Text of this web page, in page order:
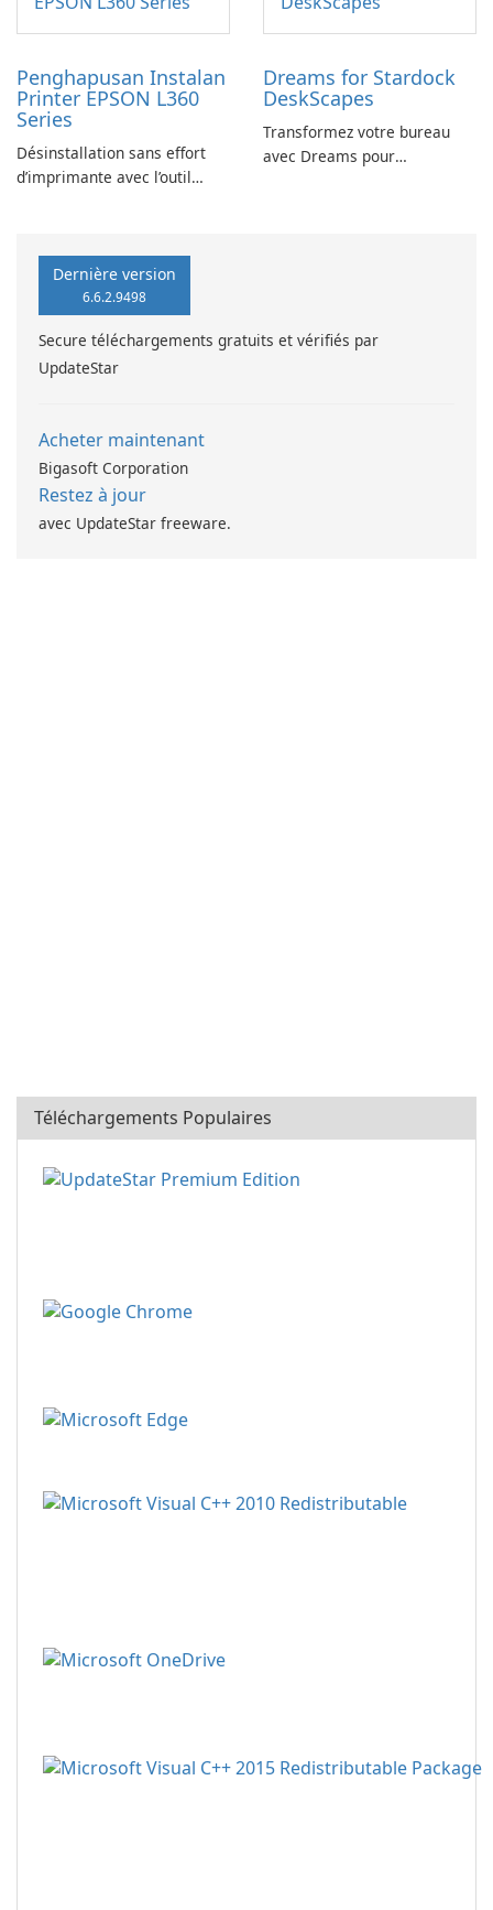
Penghapusan Instalan
Printer EPSON L360
Series
Désinstallation sans effort
d’imprimante avec l’outil
Dreams for Stardock
DeskScapes
Transformez votre bureau
avec Dreams pour
Dernière version
6.6.2.9498
Secure téléchargements gratuits et vérifiés par
UpdateStar
Acheter maintenant
Bigasoft Corporation
Restez à jour
avec UpdateStar freeware.
Téléchargements Populaires